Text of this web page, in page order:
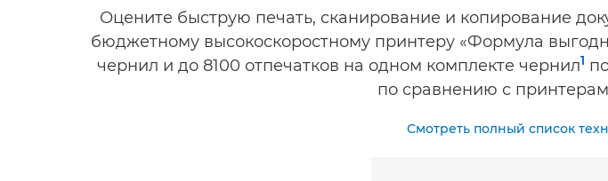
Оцените быструю печать, сканирование и копирование
бюджетному высокоскоростному принтеру «Формула
чернил и до 8100 отпечатков на одном комплекте чернил1
по сравнению с
Смотреть полный список